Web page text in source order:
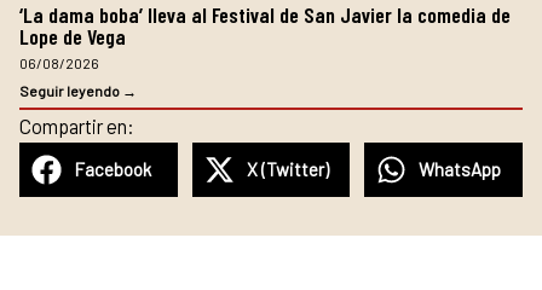
‘La dama boba’ lleva al Festival de San Javier la comedia de
Lope de Vega
06/08/2026
Seguir leyendo →
Compartir en:
Facebook X (Twitter) WhatsApp